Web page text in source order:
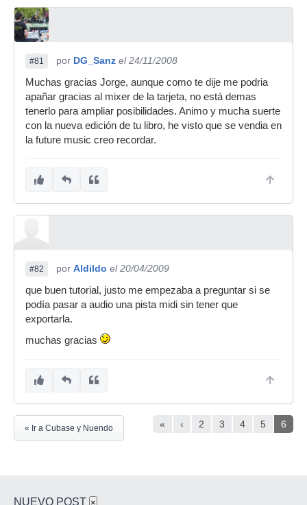
#81 por DG_Sanz el 24/11/2008
Muchas gracias Jorge, aunque como te dije me podria
apañar gracias al mixer de la tarjeta, no está demas
tenerlo para ampliar posibilidades. Animo y mucha suerte
con la nueva edición de tu libro, he visto que se vendia en
la future music creo recordar.
#82 por Aldildo el 20/04/2009
que buen tutorial, justo me empezaba a preguntar si se
podía pasar a audio una pista midi sin tener que
exportarla.
muchas gracias
« ‹ 2 3 4 5 6
« Ir a Cubase y Nuendo
NUEVO POST ×